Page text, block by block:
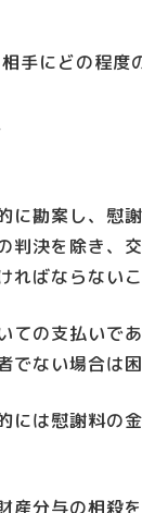
相手にどの程度
に勘案し、慰
判決を除き、
ればならない
ての支払いで
でない場合は
には慰謝料の
産分与の相殺